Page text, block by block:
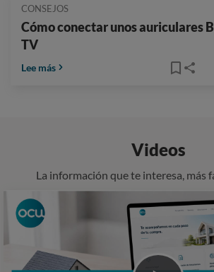
CONSEJOS
Cómo conectar unos auriculares
TV
Lee más
Videos
La información que te interesa, más